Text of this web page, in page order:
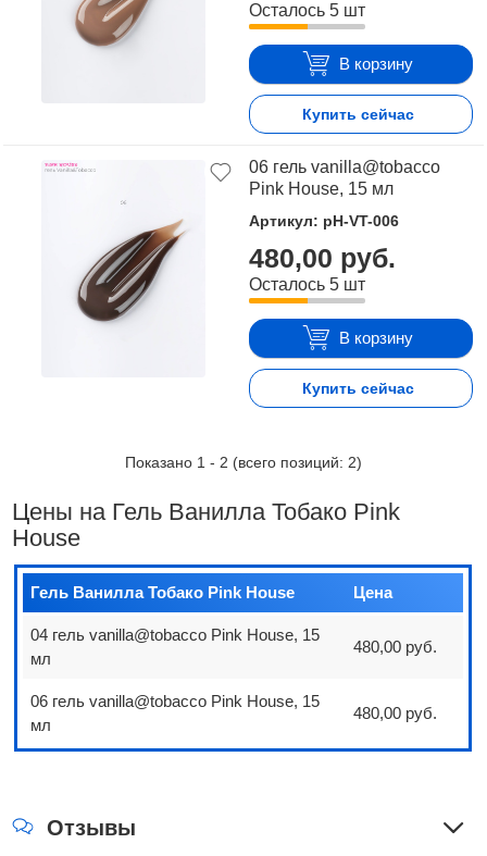
консультантом в режиме on-line.Осталось 5 шт
В корзину
Купить сейчас
06 гель vanilla@tobacco
Pink House, 15 мл
Артикул: pH-VT-006
480,00 руб.
Осталось 5 шт
В корзину
Купить сейчас
Показано 1 - 2 (всего позиций: 2)
Цены на Гель Ванилла Тобако Pink
House
Гель Ванилла Тобако Pink House Цена
04 гель vanilla@tobacco Pink House, 15
мл
480,00 руб.
06 гель vanilla@tobacco Pink House, 15
мл
480,00 руб.
Отзывы